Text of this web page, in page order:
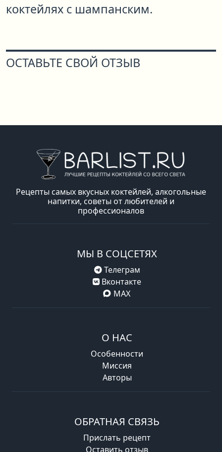
коктейлях с шампанским.
ОСТАВЬТЕ СВОЙ ОТЗЫВ
Рецепты самых вкусных коктейлей, алкогольные
напитки, советы от любителей и
профессионалов
МЫ В СОЦСЕТЯХ
Телеграм
Вконтакте
MAX
О НАС
Особенности
Миссия
Авторы
ОБРАТНАЯ СВЯЗЬ
Прислать рецепт
Оставить отзыв